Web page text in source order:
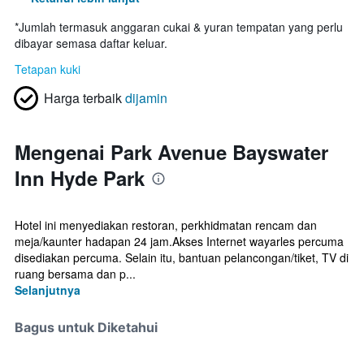
*Jumlah termasuk anggaran cukai & yuran tempatan yang perlu
dibayar semasa daftar keluar.
Tetapan kuki
Harga terbaikdijamin
Mengenai Park Avenue Bayswater
Inn Hyde Park
Hotel ini menyediakan restoran, perkhidmatan rencam dan
meja/kaunter hadapan 24 jam.Akses Internet wayarles percuma
disediakan percuma. Selain itu, bantuan pelancongan/tiket, TV di
ruang bersama dan p...
Selanjutnya
Bagus untuk Diketahui